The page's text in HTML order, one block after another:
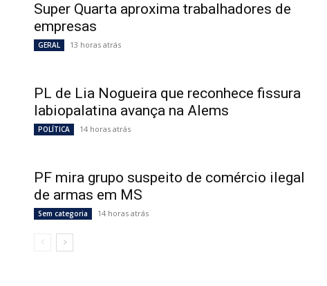
Super Quarta aproxima trabalhadores de
empresas
GERAL 13 horas atrás
PL de Lia Nogueira que reconhece fissura
labiopalatina avança na Alems
POLÍTICA 14 horas atrás
PF mira grupo suspeito de comércio ilegal
de armas em MS
Sem categoria 14 horas atrás